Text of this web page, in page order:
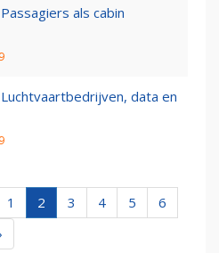
als cabin
data en
1 2 3 4 5
6